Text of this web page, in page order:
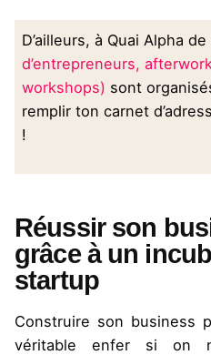
D’ailleurs, à Quai Alpha
d’entrepreneurs,
workshops) sont
remplir ton carnet
!
Réussir son
grâce à un
startup
Construire son business
véritable enfer si on